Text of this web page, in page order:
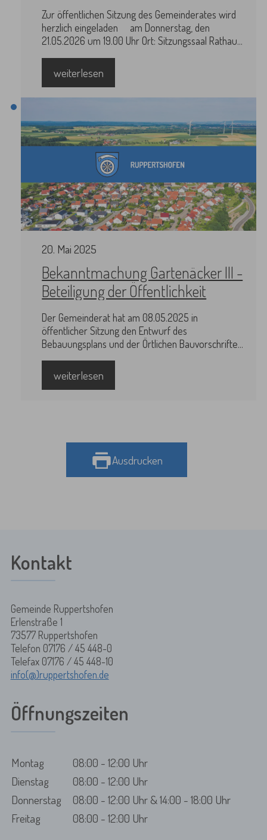
Zur öffentlichen Sitzung des Gemeinderates wird
herzlich eingeladen am Donnerstag, den
21.05.2026 um 19.00 Uhr Ort: Sitzungssaal Rathaus,
Tagesordnung: öffentlich: 1. Bürgerfragestunde
2026/2027 sowie 2027/2028 6.
weiterlesen
20. Mai 2025
Bekanntmachung Gartenäcker III -
Beteiligung der Öffentlichkeit
Der Gemeinderat hat am 08.05.2025 in
öffentlicher Sitzung den Entwurf des
Bebauungsplans und der Örtlichen Bauvorschriften
Baugesetzbuch (BauGB) die Beteiligung der
Öffentlichkeit durchzuführen sowie gleichzeitig
weiterlesen
Ausdrucken
Kontakt
Gemeinde Ruppertshofen
Erlenstraße 1
73577 Ruppertshofen
Telefon 07176 / 45 448-0
Telefax 07176 / 45 448-10
info(@)ruppertshofen.de
Öffnungszeiten
Montag
08:00 - 12:00 Uhr
Dienstag
08:00 - 12:00 Uhr
Donnerstag
08:00 - 12:00 Uhr & 14:00 - 18:00 Uhr
Freitag
08:00 - 12:00 Uhr